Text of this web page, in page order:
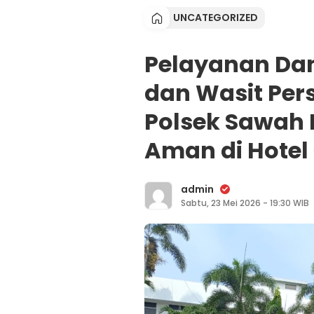
UNCATEGORIZED
Pelayanan
dan Wasit
Polsek
Aman di
admin
Sabtu, 23 Mei 2026 - 19:30 WIB